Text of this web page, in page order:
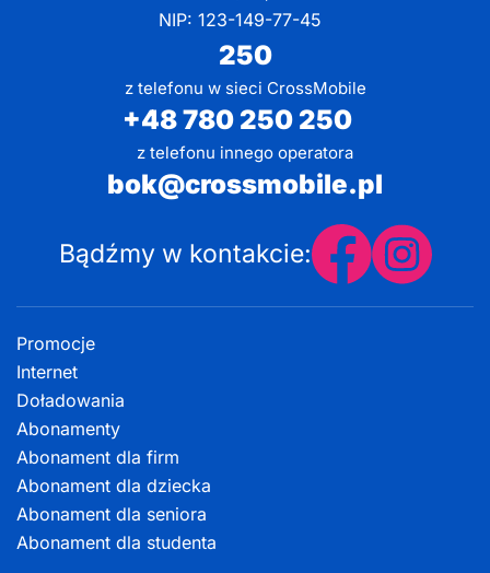
NIP: 123-149-77-45
250
z telefonu w sieci CrossMobile
+48 780 250 250
z telefonu innego operatora
bok@crossmobile.pl
Bądźmy w kontakcie:
Promocje
Internet
Doładowania
Abonamenty
Abonament dla firm
Abonament dla dziecka
Abonament dla seniora
Abonament dla studenta